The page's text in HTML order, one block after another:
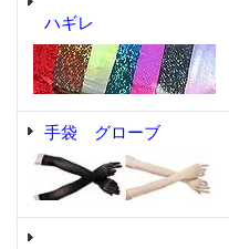
ハギレ
手袋 グローブ